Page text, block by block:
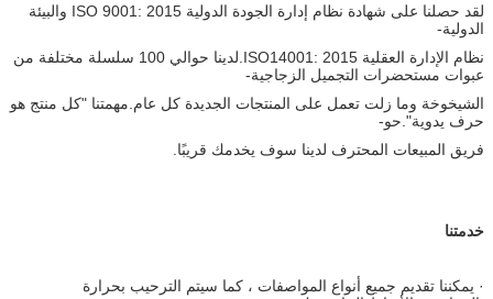
لقد حصلنا على شهادة نظام إدارة الجودة الدولية ISO 9001: 2015 والبيئة
الدولية-
نظام الإدارة العقلية ISO14001: 2015.لدينا حوالي 100 سلسلة مختلفة من
عبوات مستحضرات التجميل الزجاجية-
الشيخوخة وما زلت تعمل على المنتجات الجديدة كل عام.مهمتنا "كل منتج هو
حرف يدوية".حو-
فريق المبيعات المحترف لدينا سوف يخدمك قريبًا.
خدمتنا
· يمكننا تقديم جميع أنواع المواصفات ، كما سيتم الترحيب بحرارة